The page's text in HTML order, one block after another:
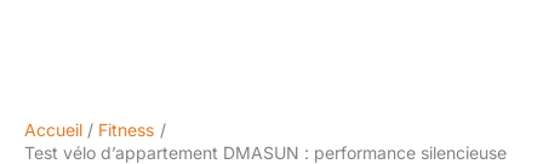
Accueil
Fitness
Test vélo d’appartement DMASUN : performance silencieuse